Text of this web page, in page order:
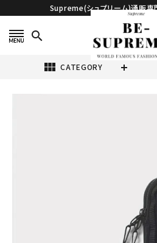
Supreme(シュプリーム)通販
search
view_module CATEGORY